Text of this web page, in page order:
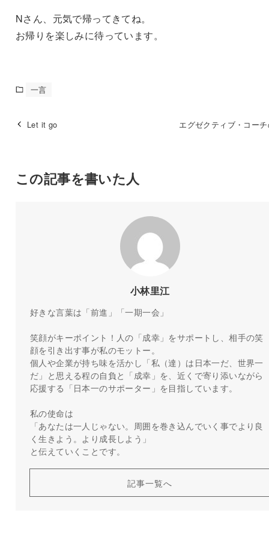
Nさん、元気で帰ってきてね。
お帰りを楽しみに待っています。
一言
Let it go エグゼクティブ・コー
この記事を書いた人
小林里江
好きな言葉は「前進」「一期一会」
笑顔がキーポイント！人の「成幸」をサポートし、相手の笑
顔を引き出す事が私のモットー。
個人や企業が持ち味を活かし「私（達）は日本一だ、世界一
だ」と思える程の自負と「成幸」を、近くで寄り添いながら
応援する「日本一のサポーター」を目指しています。
私の使命は
「あなたは一人じゃない。周囲を巻き込んでいく事でより良
く生きよう。より成長しよう」
と伝えていくことです。
記事一覧へ